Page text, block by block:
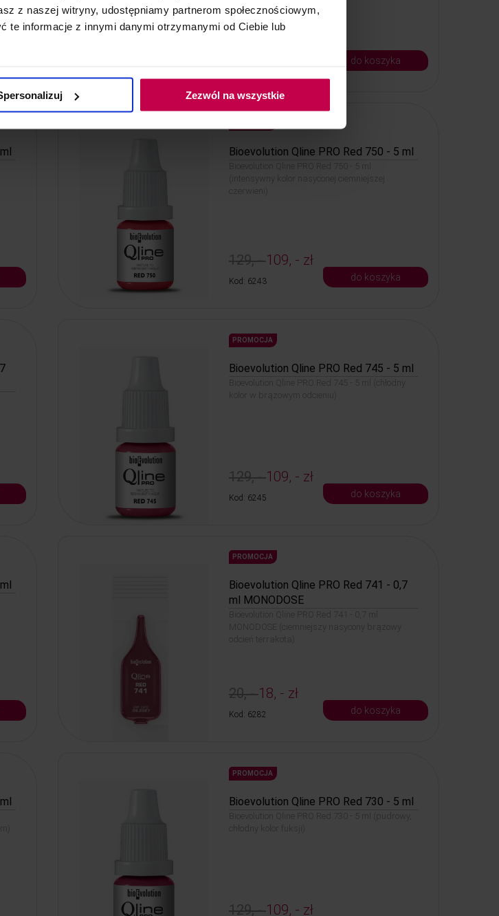
z naszej witryny, udostępniamy partnerom społecznościowym,
te informacje z innymi danymi otrzymanymi od Ciebie lub
Zezwól na wszystkie
do koszyka
Bioevolution Qline PRO Red 750 - 5 ml
Bioevolution Qline PRO Red 750 - 5 ml
(intensywny kolor nasyconej ciemniejszej
czerwieni)
129, -109, - zł
Kod: 6243 do koszyka
PROMOCJA
Bioevolution Qline PRO Red 745 - 5 ml
Bioevolution Qline PRO Red 745 - 5 ml (chłodny
kolor w brązowym odcieniu)
129, -109, - zł
Kod: 6245 do koszyka
PROMOCJA
Bioevolution Qline PRO Red 741 - 0,7
ml MONODOSE
Bioevolution Qline PRO Red 741 - 0,7 ml
MONODOSE (ciemniejszy nasycony brązowy
odcień terrakota)
20, -18, - zł
Kod: 6282 do koszyka
PROMOCJA
Bioevolution Qline PRO Red 730 - 5 ml
Bioevolution Qline PRO Red 730 - 5 ml (pudrowy,
129, -109, - zł